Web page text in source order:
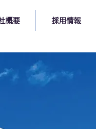
概要 採用情報